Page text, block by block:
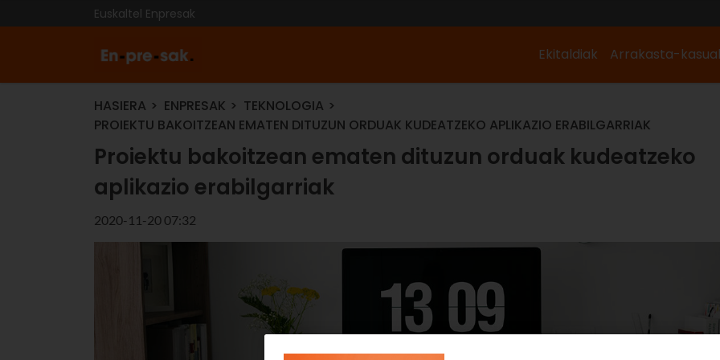
Euskaltel Enpresak
Ekitaldiak Arrakasta-
HASIERA ENPRESAK
TEKNOLOGIA
PROIEKTU BAKOITZEAN EMATEN DITUZUN ORDUAK KUDEATZEKO APLIKAZIO ERABILGARRIAK
Proiektu bakoitzean ematen dituzun orduak kudeatzeko
aplikazio erabilgarriak
2020-11-20 07:32